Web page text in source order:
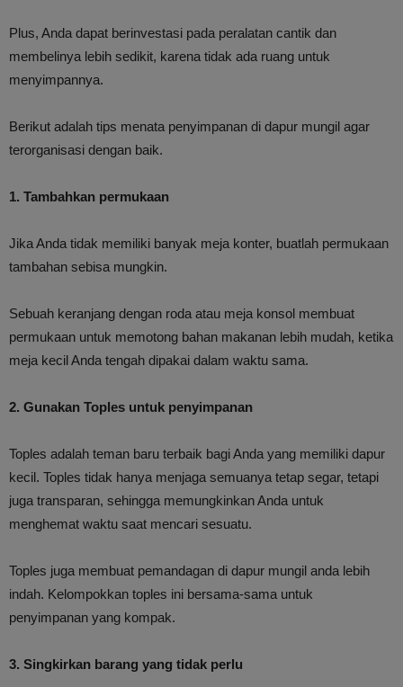
Plus, Anda dapat berinvestasi pada peralatan cantik dan
membelinya lebih sedikit, karena tidak ada ruang untuk
menyimpannya.
Berikut adalah tips menata penyimpanan di dapur mungil agar
terorganisasi dengan baik.
1. Tambahkan permukaan
Jika Anda tidak memiliki banyak meja konter, buatlah permukaan
tambahan sebisa mungkin.
Sebuah keranjang dengan roda atau meja konsol membuat
permukaan untuk memotong bahan makanan lebih mudah, ketika
meja kecil Anda tengah dipakai dalam waktu sama.
2. Gunakan Toples untuk penyimpanan
Toples adalah teman baru terbaik bagi Anda yang memiliki dapur
kecil. Toples tidak hanya menjaga semuanya tetap segar, tetapi
juga transparan, sehingga memungkinkan Anda untuk
menghemat waktu saat mencari sesuatu.
Toples juga membuat pemandagan di dapur mungil anda lebih
indah. Kelompokkan toples ini bersama-sama untuk
penyimpanan yang kompak.
3. Singkirkan barang yang tidak perlu